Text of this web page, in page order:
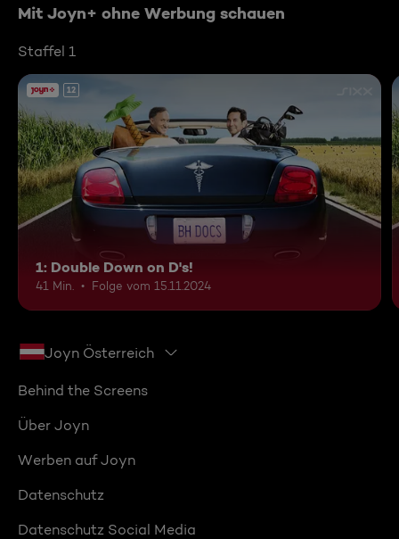
Mit Joyn+ ohne Werbung schauen
Staffel 1
12
1: Double Down on D's!
41 Min. Folge vom 15.11.2024
Joyn Österreich
Behind the Screens
Über Joyn
Werben auf Joyn
Datenschutz
Datenschutz Social Media